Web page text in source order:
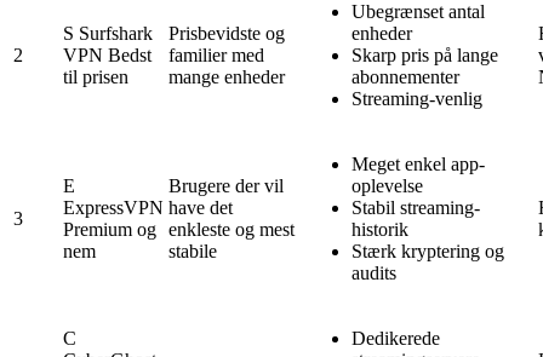
2
S Surfshark
VPN Bedst
til prisen
Prisbevidste og
familier med
mange enheder
Ubegrænset antal
enheder
Skarp pris på lange
abonnementer
Streaming-venlig
3
E
ExpressVPN
Premium og
nem
Brugere der vil
have det
enkleste og mest
stabile
Meget enkel app-
oplevelse
Stabil streaming-
historik
Stærk kryptering og
audits
C
Dedikerede